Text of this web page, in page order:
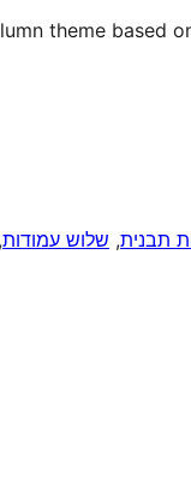
theme based
תבנית, שלוש עמודות,